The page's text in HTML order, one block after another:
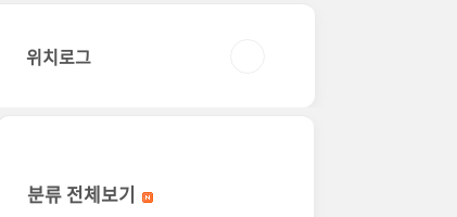
위치로그
분류 전체보기